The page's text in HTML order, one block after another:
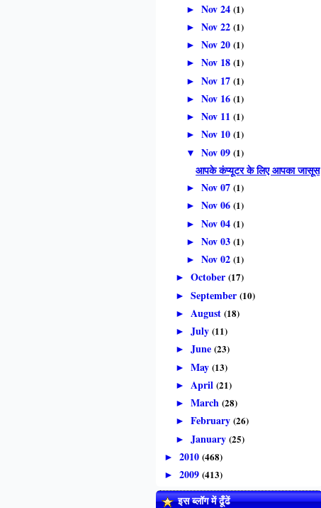
►Nov 24(1)
►Nov 22(1)
►Nov 20(1)
►Nov 18(1)
►Nov 17(1)
►Nov 16(1)
►Nov 11(1)
►Nov 10(1)
▼Nov 09(1)
आपके कंप्यूटर के लिए आपका जासूस
►Nov 07(1)
►Nov 06(1)
►Nov 04(1)
►Nov 03(1)
►Nov 02(1)
► October (17)
► September (10)
► August (18)
► July (11)
► June (23)
► May (13)
► April (21)
► March (28)
► February (26)
► January (25)
► 2010 (468)
► 2009 (413)
इस ब्लॉग में ढूँढें